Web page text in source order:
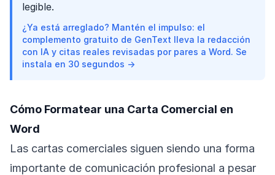
legible.
¿Ya está arreglado? Mantén el impulso: el
complemento gratuito de GenText lleva la redacción
con IA y citas reales revisadas por pares a Word. Se
instala en 30 segundos →
Cómo Formatear una Carta Comercial en
Word
Las cartas comerciales siguen siendo una forma
importante de comunicación profesional a pesar